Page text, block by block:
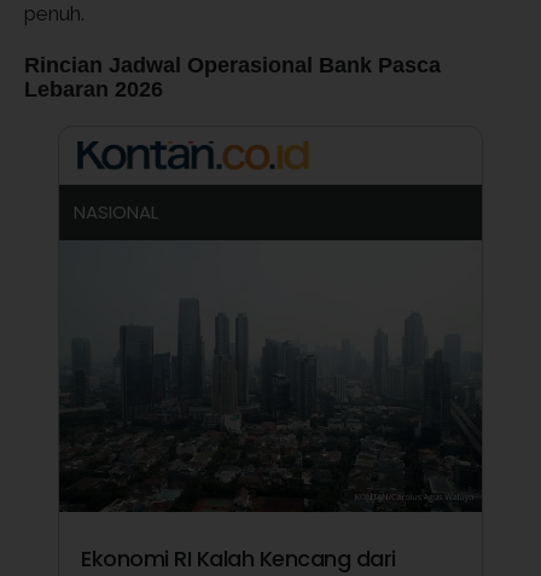
penuh.
Rincian Jadwal Operasional Bank Pasca
Lebaran 2026
NASIONAL
Ekonomi RI Kalah Kencang dari